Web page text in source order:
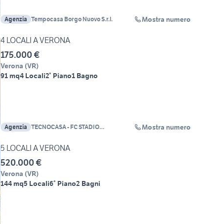
Agenzia Tempocasa Borgo Nuovo S.r.l. Mostra numero
4 LOCALI A VERONA
175.000 €
Verona (VR)
91 mq4 Locali2° Piano1 Bagno
Agenzia TECNOCASA - FC STADIO
Mostra numero
5 LOCALI A VERONA
520.000 €
Verona (VR)
144 mq5 Locali6° Piano2 Bagni